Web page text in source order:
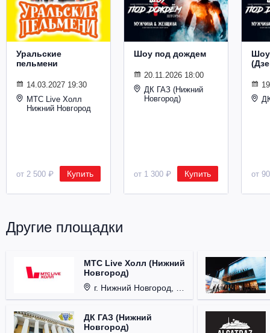
Уральские
пельмени
14.03.2027 19:30
МТС Live Холл
Нижний Новгород
от 2 500 ₽ Купить
Шоу под дождем
20.11.2026 18:00
ДК ГАЗ (Нижний
Новгород)
от 1 300 ₽ Купить от
Другие площадки
МТС Live Холл (Нижний
Новгород)
г. Нижний Новгород, Площадь Октябрьская, д. 1.
ДК ГАЗ (Нижний
Новгород)